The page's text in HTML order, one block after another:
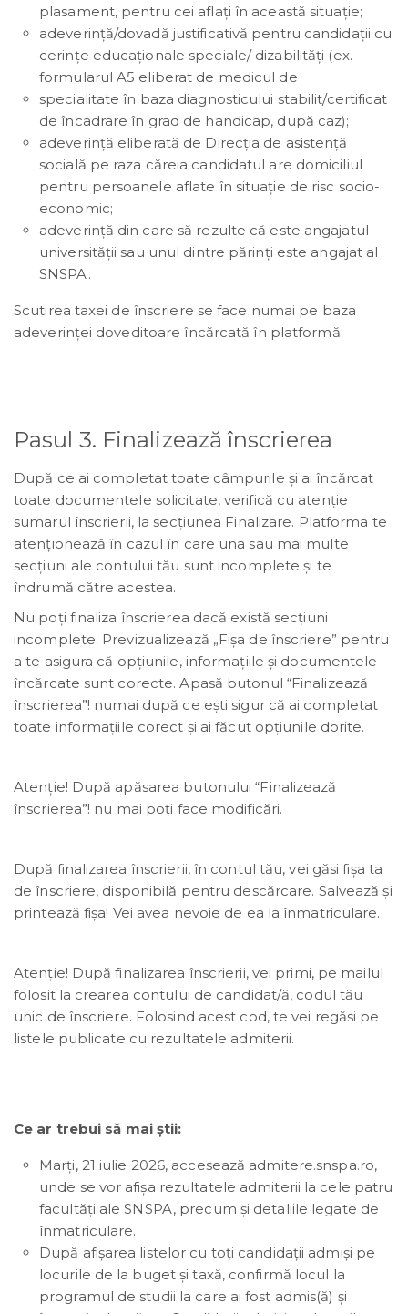
plasament, pentru cei aflați în această situație;
adeverință/dovadă justificativă pentru candidații cu
cerințe educaționale speciale/ dizabilități (ex.
formularul A5 eliberat de medicul de
specialitate în baza diagnosticului stabilit/certificat
de încadrare în grad de handicap, după caz);
adeverință eliberată de Direcția de asistență
socială pe raza căreia candidatul are domiciliul
pentru persoanele aflate în situație de risc socio-
economic;
adeverință din care să rezulte că este angajatul
universității sau unul dintre părinți este angajat al
SNSPA.
Scutirea taxei de înscriere se face numai pe baza
adeverinţei doveditoare încărcată în platformă.
Pasul 3. Finalizează înscrierea
După ce ai completat toate câmpurile și ai încărcat
toate documentele solicitate, verifică cu atenție
sumarul înscrierii, la secțiunea Finalizare. Platforma te
atenționează în cazul în care una sau mai multe
secțiuni ale contului tău sunt incomplete și te
îndrumă către acestea.
Nu poți finaliza înscrierea dacă există secțiuni
incomplete. Previzualizează „Fișa de înscriere” pentru
a te asigura că opțiunile, informațiile și documentele
încărcate sunt corecte. Apasă butonul “Finalizează
înscrierea”! numai după ce ești sigur că ai completat
toate informațiile corect și ai făcut opțiunile dorite.
Atenție! După apăsarea butonului “Finalizează
înscrierea”! nu mai poți face modificări.
După finalizarea înscrierii, în contul tău, vei găsi fișa ta
de înscriere, disponibilă pentru descărcare. Salvează și
printează fișa! Vei avea nevoie de ea la înmatriculare.
Atenție! După finalizarea înscrierii, vei primi, pe mailul
folosit la crearea contului de candidat/ă, codul tău
unic de înscriere. Folosind acest cod, te vei regăsi pe
listele publicate cu rezultatele admiterii.
Ce ar trebui să mai știi:
Marți, 21 iulie 2026, accesează admitere.snspa.ro,
unde se vor afișa rezultatele admiterii la cele patru
facultăți ale SNSPA, precum și detaliile legate de
înmatriculare.
După afișarea listelor cu toți candidații admiși pe
locurile de la buget și taxă, confirmă locul la
programul de studii la care ai fost admis(ă) și